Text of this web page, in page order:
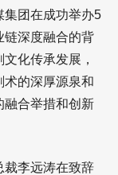
集团在成功举办5
链深度融合的背
化传承发展，
术的深厚源泉和
融合举措和创新
李远涛在致辞